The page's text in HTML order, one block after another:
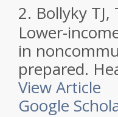
2. Bollyky
Lower-
in
prepared.
View Article
Google